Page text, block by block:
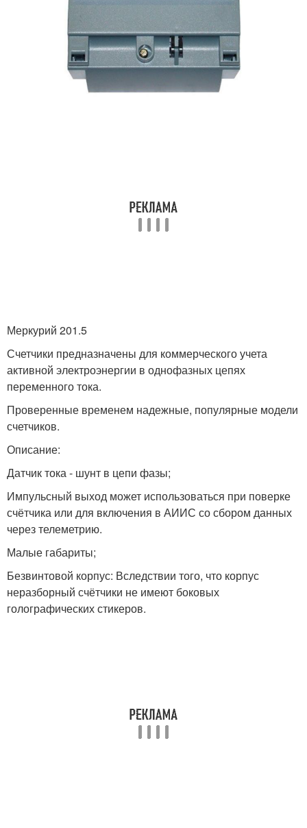
Меркурий 201.5
Счетчики предназначены для коммерческого учета
активной электроэнергии в однофазных цепях
переменного тока.
Проверенные временем надежные, популярные модели
счетчиков.
Описание:
Датчик тока - шунт в цепи фазы;
Импульсный выход может использоваться при поверке
счётчика или для включения в АИИС со сбором данных
через телеметрию.
Малые габариты;
Безвинтовой корпус: Вследствии того, что корпус
неразборный счётчики не имеют боковых
голографических стикеров.